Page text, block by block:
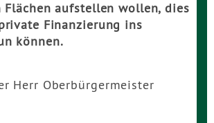
Flächen aufstellen wollen, dies
Finanzierung ins
können.
Herr Oberbürgermeister